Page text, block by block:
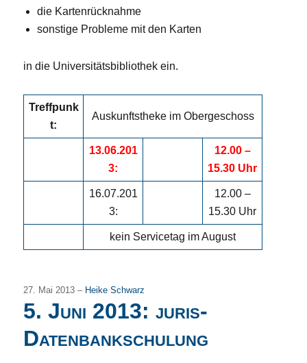
die Kartenrücknahme
sonstige Probleme mit den Karten
in die Universitätsbibliothek ein.
Treffpunk
t:
Auskunftstheke im Obergeschoss
13.06.201
3:
12.00 –
15.30 Uhr
16.07.201
3:
12.00 –
15.30 Uhr
kein Servicetag im August
27. Mai 2013 – Heike Schwarz
5. Juni 2013: juris-
Datenbankschulung